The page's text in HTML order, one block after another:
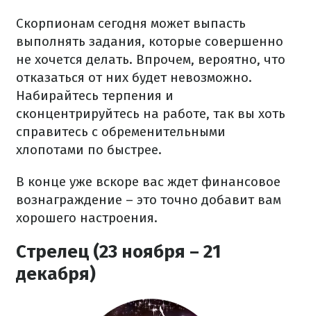
Скорпионам сегодня может выпасть
выполнять задания, которые совершенно
не хочется делать. Впрочем, вероятно, что
отказаться от них будет невозможно.
Набирайтесь терпения и
сконцентрируйтесь на работе, так вы хоть
справитесь с обременительными
хлопотами по быстрее.
В конце уже вскоре вас ждет финансовое
вознаграждение – это точно добавит вам
хорошего настроения.
Стрелец (23 ноября – 21
декабря)